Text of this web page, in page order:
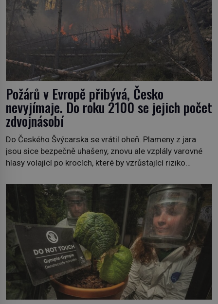
Požárů v Evropě přibývá, Česko
nevyjímaje. Do roku 2100 se jejich počet
zdvojnásobí
Do Českého Švýcarska se vrátil oheň. Plameny z jara
jsou sice bezpečně uhašeny, znovu ale vzplály varovné
hlasy volající po krocích, které by vzrůstající riziko
požáry už nejsou problémem pouze vzdáleného
Středomoří. S oteplujícím se klimatem, vysušenou
krajinou a desetiletími lidských zásahů se z nich stává
nový evropský normál […]